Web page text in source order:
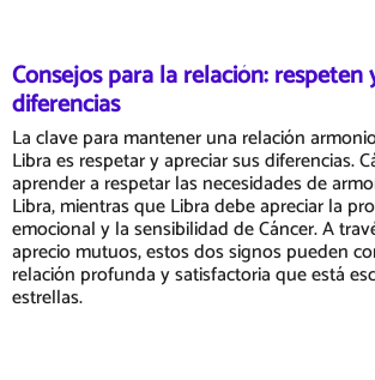
Consejos para la relación: respeten
diferencias
La clave para mantener una relación
Libra es respetar y apreciar sus diferencias.
aprender a respetar las necesidades de
Libra, mientras que Libra debe apreciar la
emocional y la sensibilidad de Cáncer. A
aprecio mutuos, estos dos signos pueden
relación profunda y satisfactoria que está
estrellas.